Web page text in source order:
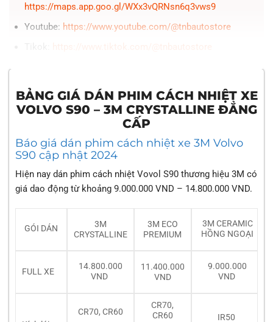
https://maps.app.goo.gl/WXx3vQRNsn6q3vws9
Youtube: https://www.youtube.com/@tnbautostore
BẢNG GIÁ DÁN PHIM CÁCH NHIỆT XE
​VOLVO S90 – 3M CRYSTALLINE ĐẲNG
CẤP
Báo giá dán phim cách nhiệt xe ​3M Volvo
S90 cập nhật 2024
Hiện nay dán phim cách nhiệt Vovol S90 thương hiệu 3M có
giá dao động từ khoảng 9.000.000 VND – 14.800.000 VND.
GÓI DÁN
3M
CRYSTALLINE
3M ECO
PREMIUM
3M CERAMIC
HỒNG NGOẠI
FULL XE
14.800.000
VND
11.400.000
VND
9.000.000
VND
CR70, CR60
CR70,
CR60
IR50